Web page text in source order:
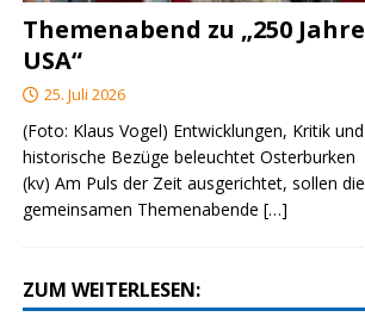
Themenabend zu „250 Jahre
USA“
25. Juli 2026
(Foto: Klaus Vogel) Entwicklungen, Kritik und
historische Bezüge beleuchtet Osterburken
(kv) Am Puls der Zeit ausgerichtet, sollen die
gemeinsamen Themenabende[…]
ZUM WEITERLESEN: